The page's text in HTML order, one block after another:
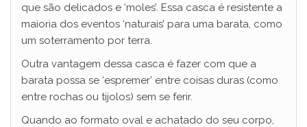
que são delicados e ‘moles’. Essa casca é resistente a
maioria dos eventos ‘naturais’ para uma barata, como
um soterramento por terra.
Outra vantagem dessa casca é fazer com que a
barata possa se ‘espremer’ entre coisas duras (como
entre rochas ou tijolos) sem se ferir.
Quando ao formato oval e achatado do seu corpo,